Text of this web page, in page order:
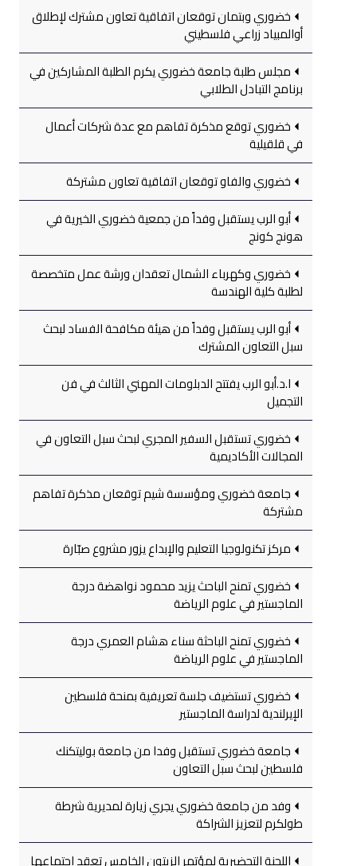
خضوري وبتمان توقعان اتفاقية تعاون مشترك لإطلاق
أوالمبياد زراعي فلسطيني
مجلس طلبة جامعة خضوري يكرم الطلبة المشاركين في
برنامج التبادل الطلابي
خضوري توقع مذكرة تفاهم مع عدة شركات أعمال
في قلقيلية
خضوري والفاو توقعان اتفاقية تعاون مشتركة
أبو الرب يستقبل وفداً من جمعية خضوري الخيرية في
هونج كونج
خضوري وكهرباء الشمال تعقدان ورشة عمل متخصصة
لطلبة كلية الهندسة
أبو الرب يستقبل وفداً من هيئة مكافحة الفساد لبحث
سبل التعاون المشترك
ا.د.أبو الرب يفتتح الدبلومات المهني الثالث في فن
التجميل
خضوري تستقبل السفير المجري لبحث سبل التعاون في
المجالات الأكاديمية
جامعة خضوري ومؤسسة شيم توقعان مذكرة تفاهم
مشتركة
مركز تكنولوجيا التعليم والإبداع يزور مشروع صبّارة
خضوري تمنح الباحث يزيد محمود نواهضة درجة
الماجستير في علوم الرياضة
خضوري تمنح الباحثة سناء هشام العمري درجة
الماجستير في علوم الرياضة
خضوري تستضيف جلسة تعريفية بمنحة فلسطين
الإيرلندية لدراسة الماجستير
جامعة خضوري تستقبل وفدا من جامعة بوليتكنك
فلسطين لبحث سبل التعاون
وفد من جامعة خضوري يجري زيارة لمديرية شرطة
طولكرم لتعزيز الشراكة
اللجنة التحضيرية لمؤتمر الزيتون الخامس تعقد اجتماعها